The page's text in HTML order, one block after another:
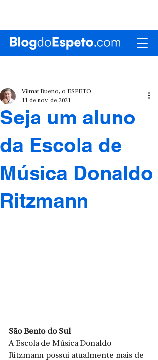
Seja um aluno
da Escola de
Música Donaldo
Ritzmann
Vilmar Bueno, o ESPETO
11 de nov. de 2021
São Bento do Sul
A Escola de Música Donaldo
Ritzmann possui atualmente mais de